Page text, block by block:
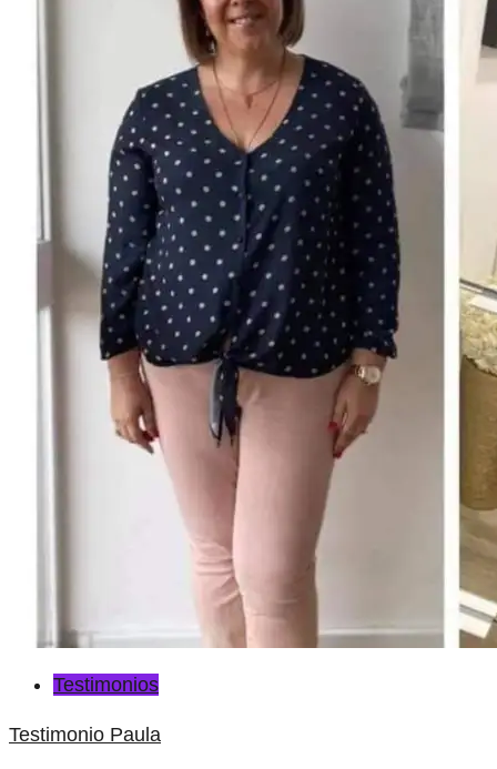
Testimonios
Testimonio Paula